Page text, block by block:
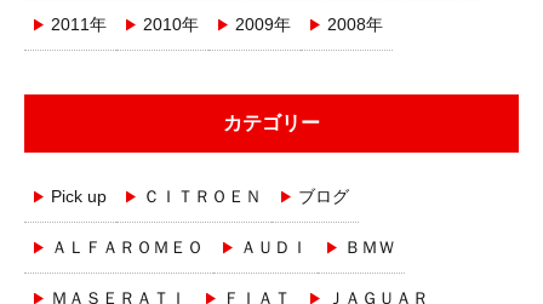
2011年 2010年 2009年 2008年
カテゴリー
Pick up ＣＩＴＲＯＥＮ ブログ
ＡＬＦＡＲＯＭＥＯ ＡＵＤＩ ＢＭＷ
ＭＡＳＥＲＡＴＩ ＦＩＡＴ ＪＡＧＵＡＲ